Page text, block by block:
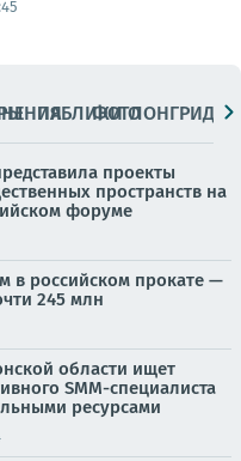
ПАБЛИКИ
ФОТОЛОНГРИДЫ
проекты
пространств на
форуме
в российском прокате —
245 млн
области ищет
SMM-специалиста
ресурсами